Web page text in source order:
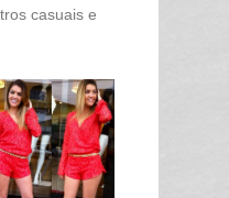
casuais e